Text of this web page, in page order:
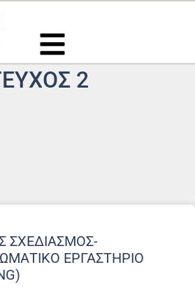
2
ΣΧΕΔΙΑΣΜΌΣ-
ΕΡΓΑΣΤΉΡΙΟ